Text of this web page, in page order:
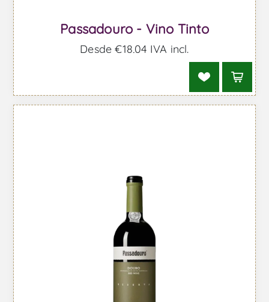
Passadouro - Vino Tinto
Desde €18,04 IVA incl.